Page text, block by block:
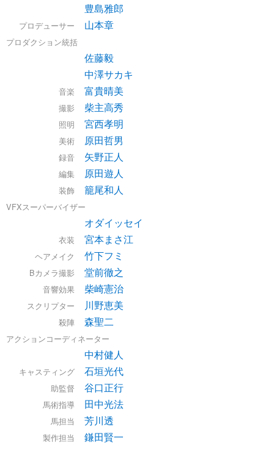
豊島雅郎
プロデューサー 山本章
プロダクション統括
佐藤毅
中澤サカキ
音楽 富貴晴美
撮影 柴主高秀
照明 宮西孝明
美術 原田哲男
録音 矢野正人
編集 原田遊人
装飾 籠尾和人
VFXスーパーバイザー
オダイッセイ
衣装 宮本まさ江
ヘアメイク 竹下フミ
Bカメラ撮影 堂前徹之
音響効果 柴崎憲治
スクリプター 川野恵美
殺陣 森聖二
アクションコーディネーター
中村健人
キャスティング 石垣光代
助監督 谷口正行
馬術指導 田中光法
馬担当 芳川透
製作担当 鎌田賢一